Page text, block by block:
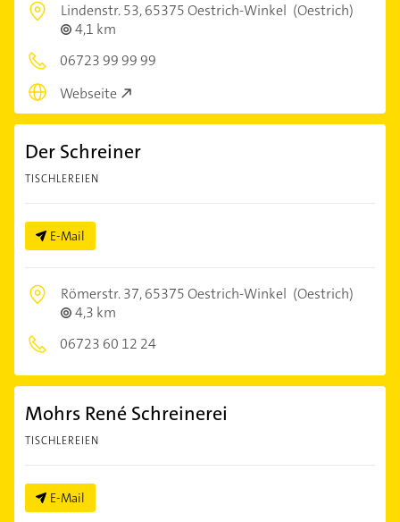
Lindenstr. 53,65375 Oestrich-Winkel (Oestrich)
4,1 km
06723 99 99 99
Webseite
Der Schreiner
TISCHLEREIEN
E-Mail
Römerstr. 37,65375 Oestrich-Winkel (Oestrich)
4,3 km
06723 60 12 24
Mohrs René Schreinerei
TISCHLEREIEN
E-Mail